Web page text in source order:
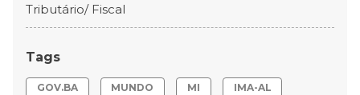
Tributário/ Fiscal
Tags
GOV.BA MUNDO MI IMA-AL